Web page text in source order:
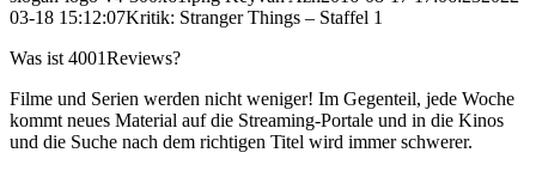
03-18 15:12:07Kritik: Stranger Things – Staffel 1
Was ist 4001Reviews?
Filme und Serien werden nicht weniger! Im Gegenteil, jede Woche
kommt neues Material auf die Streaming-Portale und in die Kinos
und die Suche nach dem richtigen Titel wird immer schwerer.